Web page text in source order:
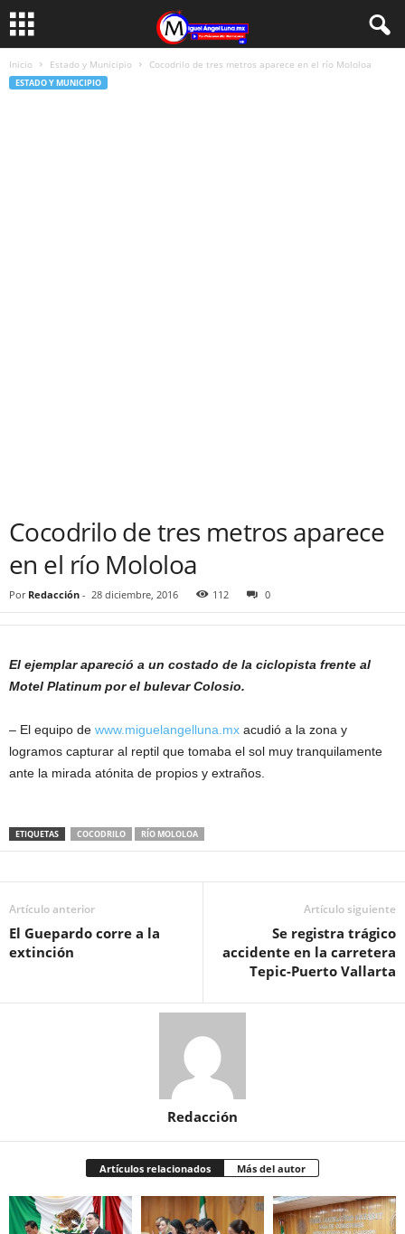
Inicio Estado y Municipio Cocodrilo de tres metros aparece en el río Mololoa
ESTADO Y MUNICIPIO
Cocodrilo de tres metros aparece
en el río Mololoa
Por Redacción - 28 diciembre, 2016 112 0
El ejemplar apareció a un costado de la ciclopista frente al
Motel Platinum por el bulevar Colosio.
– El equipo de www.miguelangelluna.mx acudió a la zona y
logramos capturar al reptil que tomaba el sol muy tranquilamente
ante la mirada atónita de propios y extraños.
ETIQUETAS COCODRILO RÍO MOLOLOA
Artículo anterior
El Guepardo corre a la
extinción
Artículo siguiente
Se registra trágico
accidente en la carretera
Tepic-Puerto Vallarta
Redacción
Artículos relacionados Más del autor